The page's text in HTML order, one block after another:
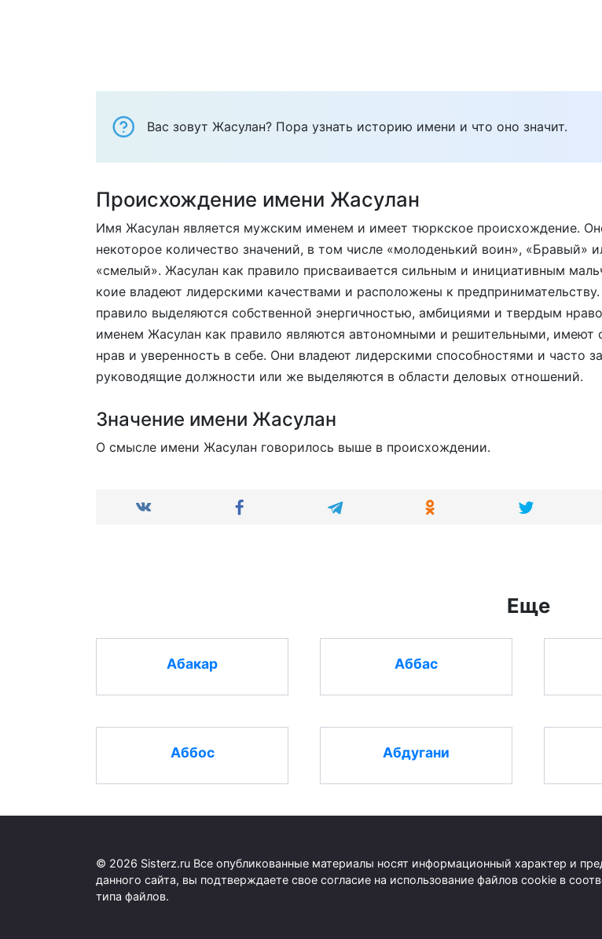
Вас зовут Жасулан? Пора узнать историю имени и что оно значит.
Происхождение имени Жасулан
Имя Жасулан является мужским именем и имеет тюркское происхождение.
некоторое количество значений, в том числе «молоденький воин», «Бравый»
«смелый». Жасулан как правило присваивается сильным и инициативным
коие владеют лидерскими качествами и расположены к
правило выделяются собственной энергичностью, амбициями и твердым
именем Жасулан как правило являются автономными и решительными, имеют
нрав и уверенность в себе. Они владеют лидерскими способностями и часто
руководящие должности или же выделяются в области деловых отношений.
Значение имени Жасулан
О смысле имени Жасулан говорилось выше в происхождении.
Еще
Абакар Аббас
Аббос Абдугани
© 2026 Sisterz.ru Все опубликованные материалы носят информационный характер и
данного сайта, вы подтверждаете свое согласие на использование файлов cookie в
типа файлов.